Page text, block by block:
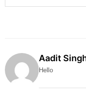
Aadit
Hello